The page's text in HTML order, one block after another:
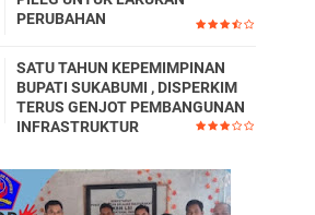
PERUBAHAN
SATU TAHUN KEPEMIMPINAN
BUPATI SUKABUMI , DISPERKIM
TERUS GENJOT PEMBANGUNAN
INFRASTRUKTUR